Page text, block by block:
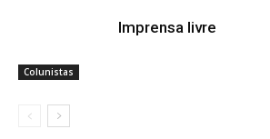
Colunistas
Imprensa livre